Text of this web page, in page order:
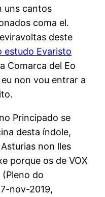
uns cantos
coma el.
deste
estudo Evaristo
Comarca del Eo
non vou entrar a
Principado se
desta índole,
non lles
porque os de VOX
(Pleno do
nov-2019,